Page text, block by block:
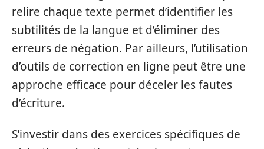
relire chaque texte permet d’identifier les
subtilités de la langue et d’éliminer des
erreurs de négation. Par ailleurs, l’utilisation
d’outils de correction en ligne peut être une
approche efficace pour déceler les fautes
d’écriture.
S’investir dans des exercices spécifiques de